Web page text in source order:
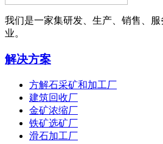
我们是一家集研发、生产、销售、
业。
解决方案
方解石采矿和加工厂
建筑回收厂
金矿浓缩厂
铁矿选矿厂
滑石加工厂